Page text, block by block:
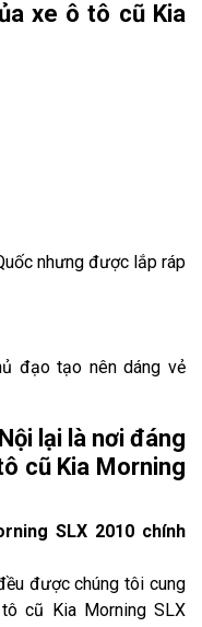
xe ô tô cũ Kia
nhưng được lắp ráp
đạo tạo nên dáng vẻ
lại là nơi đáng
cũ Kia Morning
SLX 2010 chính
được chúng tôi cung
cũ Kia Morning SLX